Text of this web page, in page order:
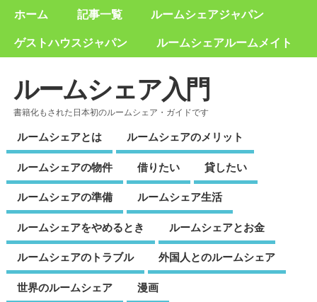
ホーム 記事一覧
ルームシェアジャパン
ゲストハウスジャパン
ルームシェアルームメイト
ルームシェア入門
書籍化もされた日本初のルームシェア・ガイドです
ルームシェアとは ルームシェアのメリット
ルームシェアの物件 借りたい 貸したい
ルームシェアの準備 ルームシェア生活
ルームシェアをやめるとき ルームシェアとお金
ルームシェアのトラブル 外国人とのルームシェア
世界のルームシェア 漫画